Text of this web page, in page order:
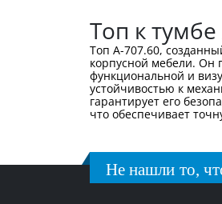
Топ к
Топ А-707.60,
корпусной мебели. Он
функциональной и
устойчивостью к
гарантирует его
что обеспечивает
Не нашли то,